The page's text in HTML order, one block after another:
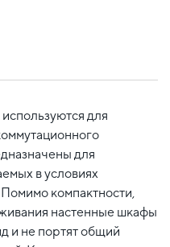
для
для
в условиях
компактности,
настенные шкафы
и не портят общий